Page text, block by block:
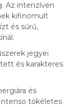
Az intenzíven
kifinomult
és sűrű,
jegyei
és karakteres
és
tökéletes